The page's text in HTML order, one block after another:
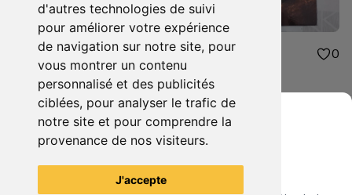
d'autres technologies de suivi
pour améliorer votre expérience
de navigation sur notre site, pour
vous montrer un contenu
personnalisé et des publicités
ciblées, pour analyser le trafic de
notre site et pour comprendre la
provenance de nos visiteurs.
J'accepte
48.00€ 0
figurine one piece oden
1.00€ 0
Voir tous les articles du vendeur
Grenier du Geek